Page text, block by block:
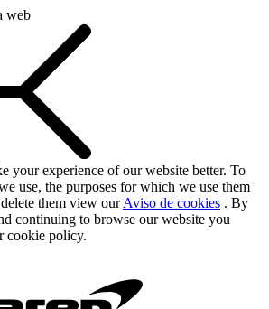
web
your experience of our website better. To
use, the purposes for which we use them
them view ourAviso de cookies . By
continuing to browse our website you
cookie policy.